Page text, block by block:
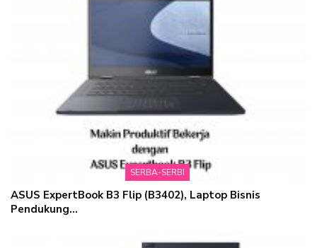
SERBA-SERBI
ASUS ExpertBook B3 Flip (B3402), Laptop Bisnis
Pendukung…